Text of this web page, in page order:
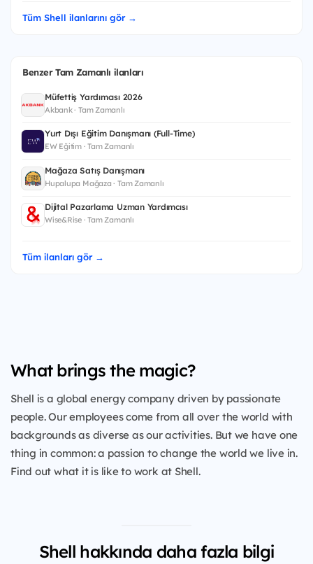
Tüm Shell ilanlarını gör →
Benzer Tam Zamanlı ilanları
Müfettiş Yardımcısı 2026
Akbank · Tam Zamanlı
Yurt Dışı Eğitim Danışmanı (Full-Time)
EW Eğitim · Tam Zamanlı
Mağaza Satış Danışmanı
Hupalupa Mağaza · Tam Zamanlı
Dijital Pazarlama Uzman Yardımcısı
Wise&Rise · Tam Zamanlı
Tüm ilanları gör →
What brings the magic?
Shell is a global energy company driven by passionate
people. Our employees come from all over the world with
backgrounds as diverse as our activities. But we have one
thing in common: a passion to change the world we live in.
Find out what it is like to work at Shell.
Shell hakkında daha fazla bilgi